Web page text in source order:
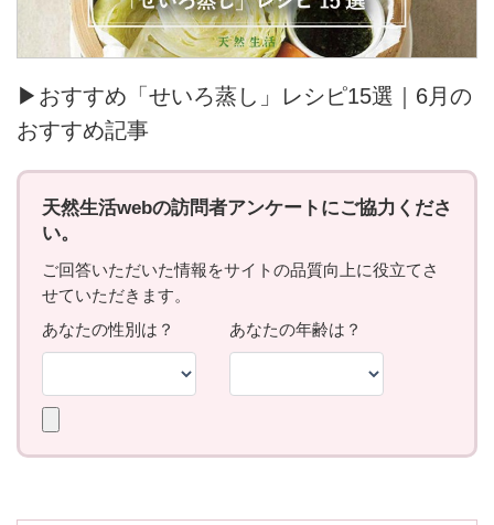
▶おすすめ「せいろ蒸し」レシピ15選｜6月の
おすすめ記事